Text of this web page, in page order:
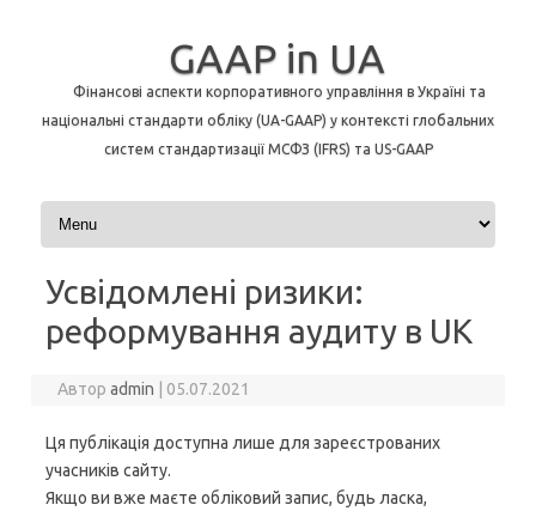
GAAP in UA
Фінансові аспекти корпоративного управління в Україні та
національні стандарти обліку (UA-GAAP) у контексті глобальних
систем стандартизації МСФЗ (IFRS) та US-GAAP
Перейти до контенту
Усвідомлені ризики:
реформування аудиту в UK
Авторadmin 05.07.2021
Ця публікація доступна лише для зареєстрованих
учасників сайту.
Якщо ви вже маєте обліковий запис, будь ласка,